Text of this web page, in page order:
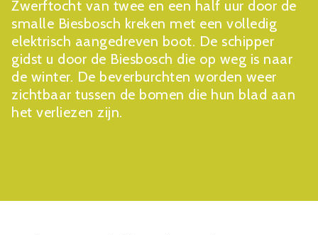
Zwerftocht van twee en een half uur door de
smalle Biesbosch kreken met een volledig
elektrisch aangedreven boot. De schipper
gidst u door de Biesbosch die op weg is naar
de winter. De beverburchten worden weer
zichtbaar tussen de bomen die hun blad aan
het verliezen zijn.